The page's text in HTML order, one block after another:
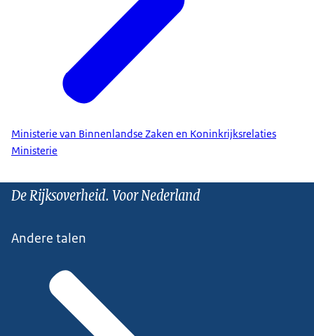
Ministerie van Binnenlandse Zaken en Koninkrijksrelaties
Ministerie
De Rijksoverheid. Voor Nederland
Andere talen